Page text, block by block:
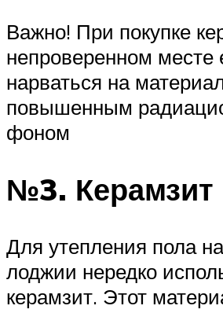
Важно! При покупке
непроверенном месте
нарваться на
повышенным
фоном
№3. Керамзит
Для утепления пола
лоджии нередко
керамзит. Этот